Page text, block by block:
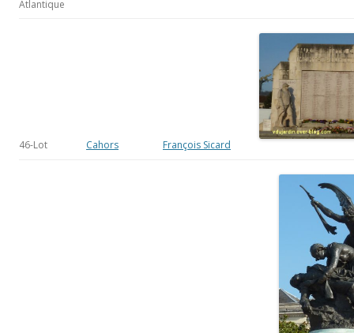
Atlantique
46-Lot Cahors François Sicard